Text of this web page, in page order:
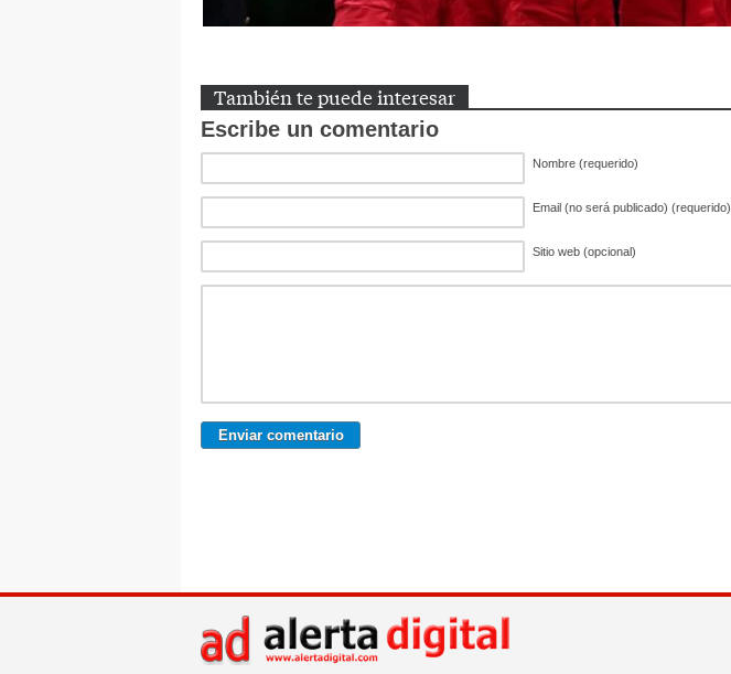
También te puede interesar
Escribe un comentario
Nombre (requerido)
Email (no será publicado) (requerido)
Sitio web (opcional)